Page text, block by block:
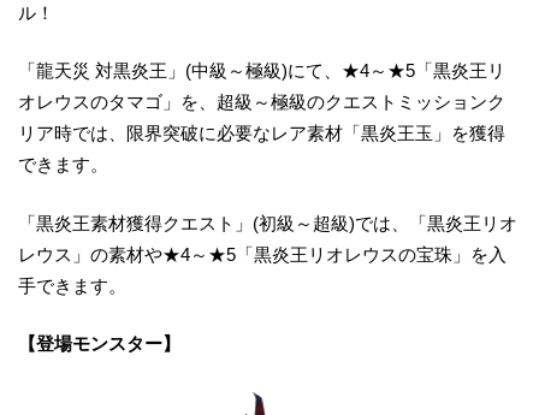
ル！
「龍天災 対黒炎王」(中級～極級)にて、★4～★5「黒炎王リ
オレウスのタマゴ」を、超級～極級のクエストミッションク
リア時では、限界突破に必要なレア素材「黒炎王玉」を獲得
できます。
「黒炎王素材獲得クエスト」(初級～超級)では、「黒炎王リオ
レウス」の素材や★4～★5「黒炎王リオレウスの宝珠」を入
手できます。
【登場モンスター】